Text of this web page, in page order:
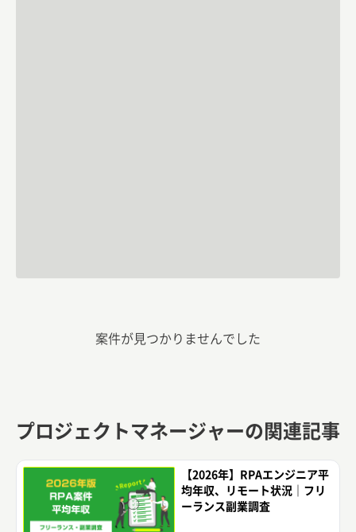
案件が見つかりませんでした
プロジェクトマネージャーの関連記事
【2026年】RPAエンジニア平
均年収、リモート状況｜フリ
ーランス副業調査